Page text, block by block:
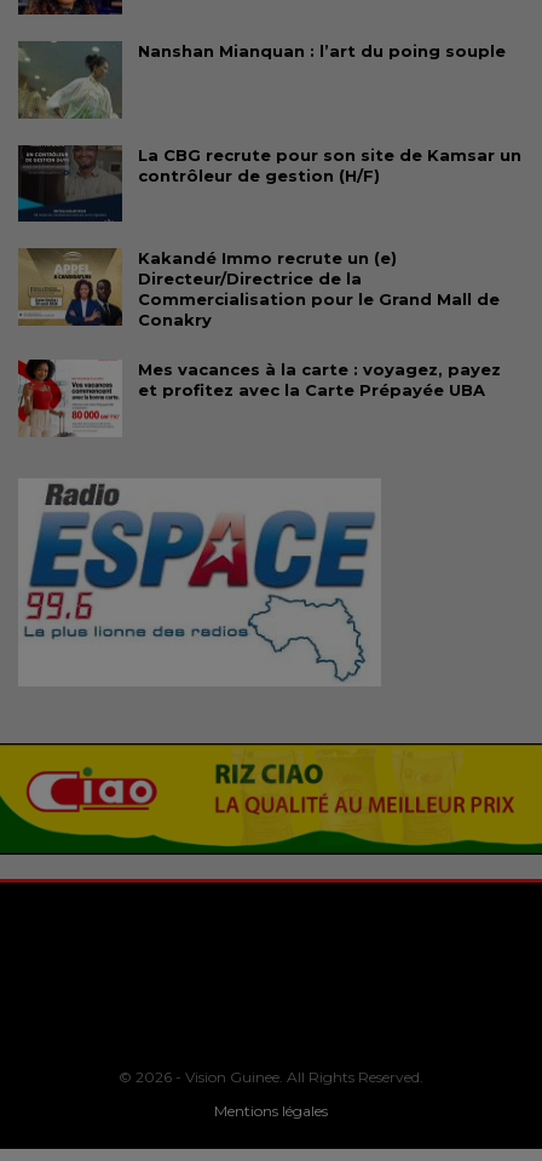
Nanshan Mianquan : l’art du poing souple
La CBG recrute pour son site de Kamsar un
contrôleur de gestion (H/F)
Kakandé Immo recrute un (e)
Directeur/Directrice de la
Commercialisation pour le Grand Mall de
Conakry
Mes vacances à la carte : voyagez, payez
et profitez avec la Carte Prépayée UBA
© 2026 - Vision Guinee. All Rights Reserved.
Mentions légales